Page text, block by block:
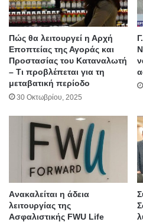
Πώς θα λειτουργεί η Αρχή
Εποπτείας της Αγοράς και
Προστασίας του Καταναλωτή
– Τι προβλέπεται για τη
μεταβατική περίοδο
30 Οκτωβρίου, 2025
Aνακαλείται η άδεια
λειτουργίας της
Ασφαλιστικής FWU Life